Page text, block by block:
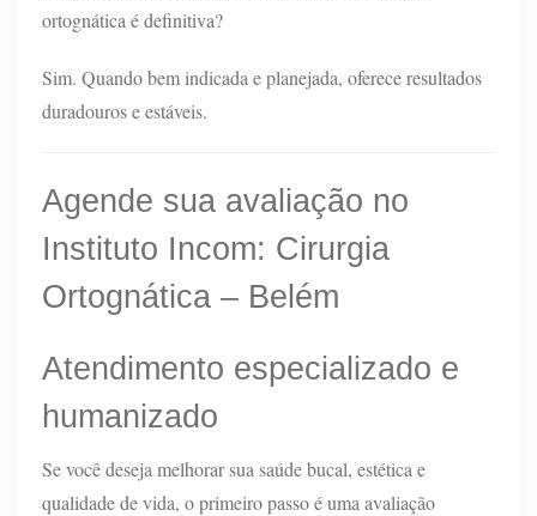
ortognática é definitiva?
Sim. Quando bem indicada e planejada, oferece resultados
duradouros e estáveis.
Agende sua avaliação no
Instituto Incom: Cirurgia
Ortognática – Belém
Atendimento especializado e
humanizado
Se você deseja melhorar sua saúde bucal, estética e
qualidade de vida, o primeiro passo é uma avaliação